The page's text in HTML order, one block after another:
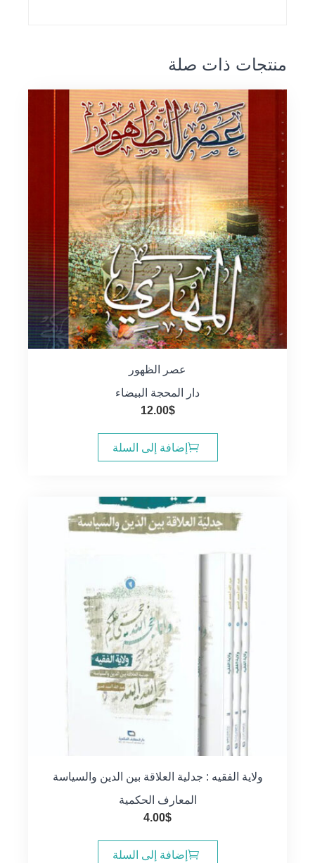
منتجات ذات صلة
عصر الظهور
دار المحجة البيضاء
12.00$
إضافة إلى السلة
ولاية الفقيه : جدلية العلاقة بين الدين والسياسة
المعارف الحكمية
4.00$
إضافة إلى السلة